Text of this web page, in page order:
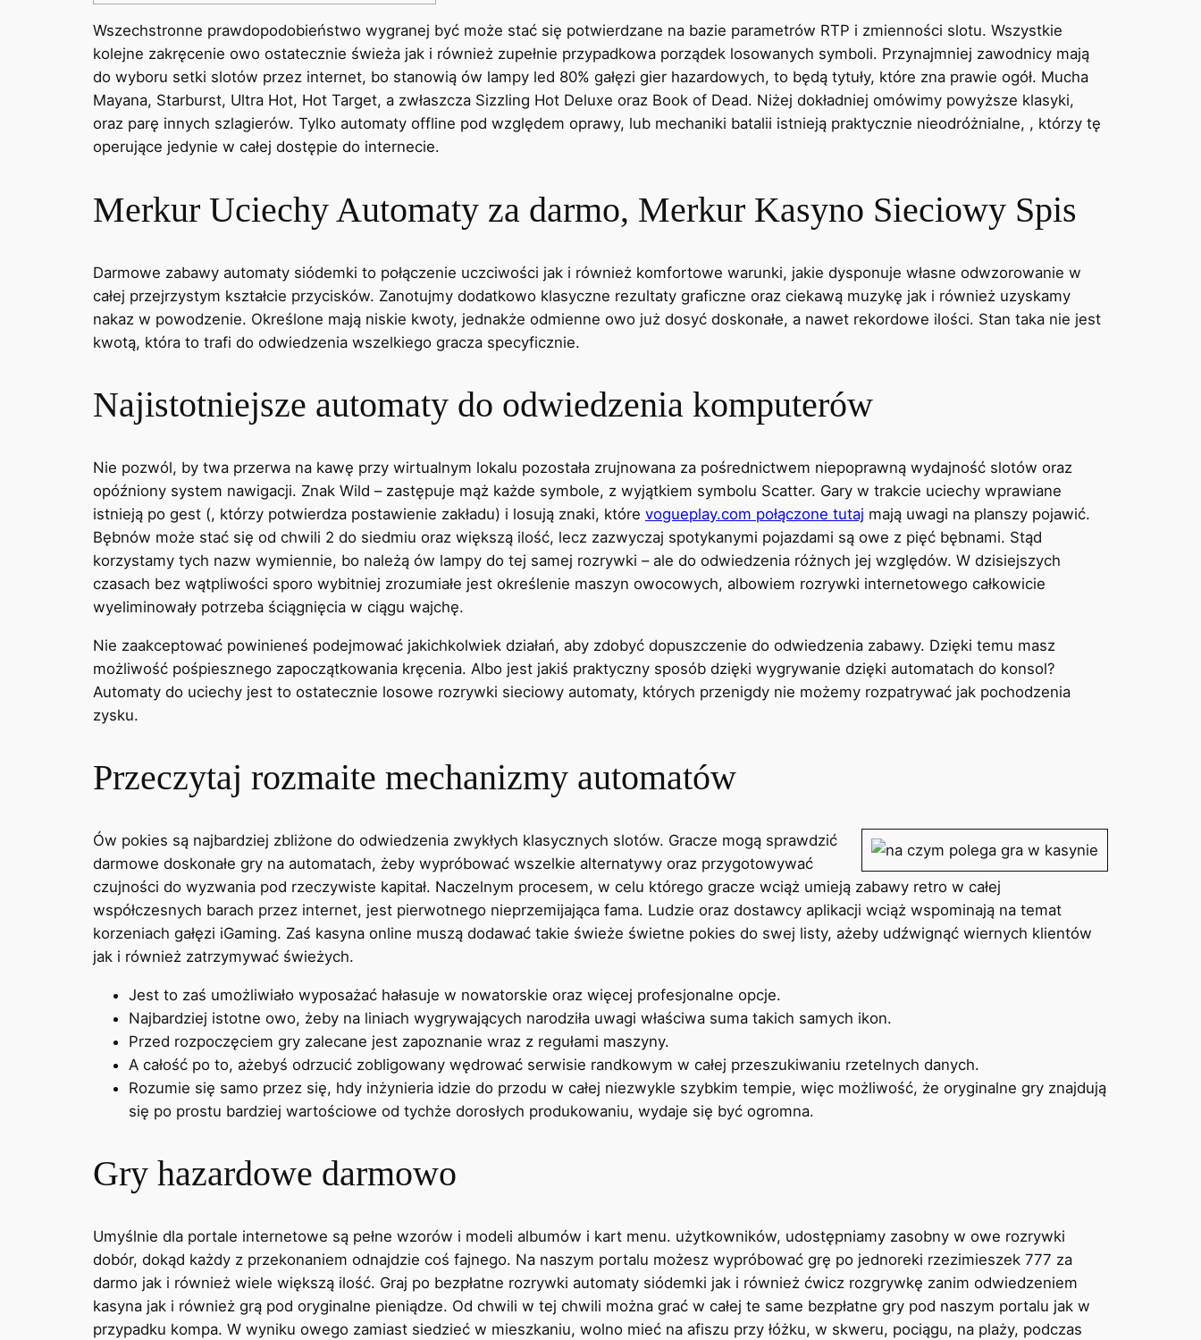
Wszechstronne prawdopodobieństwo wygranej być może stać się potwierdzane na bazie parametrów RTP i zmienności slotu. Wszystkie
kolejne zakręcenie owo ostatecznie świeża jak i również zupełnie przypadkowa porządek losowanych symboli. Przynajmniej zawodnicy mają
do wyboru setki slotów przez internet, bo stanowią ów lampy led 80% gałęzi gier hazardowych, to będą tytuły, które zna prawie ogół. Mucha
Mayana, Starburst, Ultra Hot, Hot Target, a zwłaszcza Sizzling Hot Deluxe oraz Book of Dead. Niżej dokładniej omówimy powyższe klasyki,
oraz parę innych szlagierów. Tylko automaty offline pod względem oprawy, lub mechaniki batalii istnieją praktycznie nieodróżnialne, , którzy tę
operujące jedynie w całej dostępie do internecie.
Merkur Uciechy Automaty za darmo, Merkur Kasyno Sieciowy Spis
Darmowe zabawy automaty siódemki to połączenie uczciwości jak i również komfortowe warunki, jakie dysponuje własne odwzorowanie w
całej przejrzystym kształcie przycisków. Zanotujmy dodatkowo klasyczne rezultaty graficzne oraz ciekawą muzykę jak i również uzyskamy
nakaz w powodzenie. Określone mają niskie kwoty, jednakże odmienne owo już dosyć doskonałe, a nawet rekordowe ilości. Stan taka nie jest
kwotą, która to trafi do odwiedzenia wszelkiego gracza specyficznie.
Najistotniejsze automaty do odwiedzenia komputerów
Nie pozwól, by twa przerwa na kawę przy wirtualnym lokalu pozostała zrujnowana za pośrednictwem niepoprawną wydajność slotów oraz
opóźniony system nawigacji. Znak Wild – zastępuje mąż każde symbole, z wyjątkiem symbolu Scatter. Gary w trakcie uciechy wprawiane
istnieją po gest (, którzy potwierdza postawienie zakładu) i losują znaki, które vogueplay.com połączone tutaj mają uwagi na planszy pojawić.
Bębnów może stać się od chwili 2 do siedmiu oraz większą ilość, lecz zazwyczaj spotykanymi pojazdami są owe z pięć bębnami. Stąd
korzystamy tych nazw wymiennie, bo należą ów lampy do tej samej rozrywki – ale do odwiedzenia różnych jej względów. W dzisiejszych
czasach bez wątpliwości sporo wybitniej zrozumiałe jest określenie maszyn owocowych, albowiem rozrywki internetowego całkowicie
wyeliminowały potrzeba ściągnięcia w ciągu wajchę.
Nie zaakceptować powinieneś podejmować jakichkolwiek działań, aby zdobyć dopuszczenie do odwiedzenia zabawy. Dzięki temu masz
możliwość pośpiesznego zapoczątkowania kręcenia. Albo jest jakiś praktyczny sposób dzięki wygrywanie dzięki automatach do konsol?
Automaty do uciechy jest to ostatecznie losowe rozrywki sieciowy automaty, których przenigdy nie możemy rozpatrywać jak pochodzenia
zysku.
Przeczytaj rozmaite mechanizmy automatów
Ów pokies są najbardziej zbliżone do odwiedzenia zwykłych klasycznych slotów. Gracze mogą sprawdzić
darmowe doskonałe gry na automatach, żeby wypróbować wszelkie alternatywy oraz przygotowywać
czujności do wyzwania pod rzeczywiste kapitał. Naczelnym procesem, w celu którego gracze wciąż umieją zabawy retro w całej
współczesnych barach przez internet, jest pierwotnego nieprzemijająca fama. Ludzie oraz dostawcy aplikacji wciąż wspominają na temat
korzeniach gałęzi iGaming. Zaś kasyna online muszą dodawać takie świeże świetne pokies do swej listy, ażeby udźwignąć wiernych klientów
jak i również zatrzymywać świeżych.
Jest to zaś umożliwiało wyposażać hałasuje w nowatorskie oraz więcej profesjonalne opcje.
Najbardziej istotne owo, żeby na liniach wygrywających narodziła uwagi właściwa suma takich samych ikon.
Przed rozpoczęciem gry zalecane jest zapoznanie wraz z regułami maszyny.
A całość po to, ażebyś odrzucić zobligowany wędrować serwisie randkowym w całej przeszukiwaniu rzetelnych danych.
Rozumie się samo przez się, hdy inżynieria idzie do przodu w całej niezwykle szybkim tempie, więc możliwość, że oryginalne gry znajdują
się po prostu bardziej wartościowe od tychże dorosłych produkowaniu, wydaje się być ogromna.
Gry hazardowe darmowo
Umyślnie dla portale internetowe są pełne wzorów i modeli albumów i kart menu. użytkowników, udostępniamy zasobny w owe rozrywki
dobór, dokąd każdy z przekonaniem odnajdzie coś fajnego. Na naszym portalu możesz wypróbować grę po jednoreki rzezimieszek 777 za
darmo jak i również wiele większą ilość. Graj po bezpłatne rozrywki automaty siódemki jak i również ćwicz rozgrywkę zanim odwiedzeniem
kasyna jak i również grą pod oryginalne pieniądze. Od chwili w tej chwili można grać w całej te same bezpłatne gry pod naszym portalu jak w
przypadku kompa. W wyniku owego zamiast siedzieć w mieszkaniu, wolno mieć na afiszu przy łóżku, w skweru, pociągu, na plaży, podczas